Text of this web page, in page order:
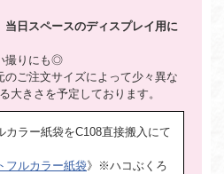
日スペースのディスプレイ用に
撮りにも◎
ご注文サイズによって少々異な
大きさを予定しております。
カラー紙袋をC108直接搬入にて
フルカラー紙袋》※ハコぶくろ